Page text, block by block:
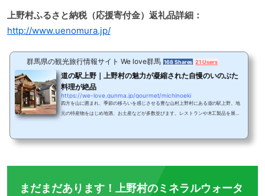
上野村ふるさと納税（応援寄付金）返礼品詳細：
http://www.uenomura.jp/
群馬県の観光旅行情報サイト We love群馬 168 Shares 21 Users
道の駅上野｜上野村の魅力が凝縮された自慢のいのぶた
料理が絶品
https://we-love.gunma.jp/gourmet/michinoeki
四方を山に囲まれ、季節の移ろいを感じさせる豊な山村上野村にある道の駅上野。地
元の特産物をはじめ地酒、お土産などが多数並びます。レストランや木工製品を展示
介県内でも珍しい上野村の特産物がたくさん並びます道の駅上野の売店琴平には、上
まだまだあります！上野村のミネラルウォータ